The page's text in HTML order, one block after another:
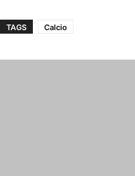
TAGS Calcio